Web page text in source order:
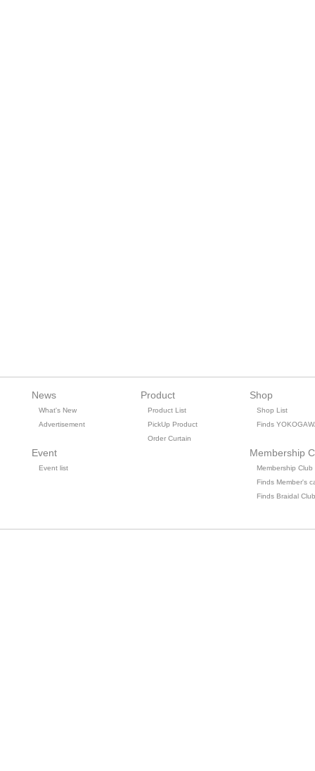
News
What's New
Advertisement
Event
Event list
Product
Product List
PickUp Product
Order Curtain
Shop
Shop List
Finds
Membership
Membership Club
Finds Member's
Finds Braidal Club